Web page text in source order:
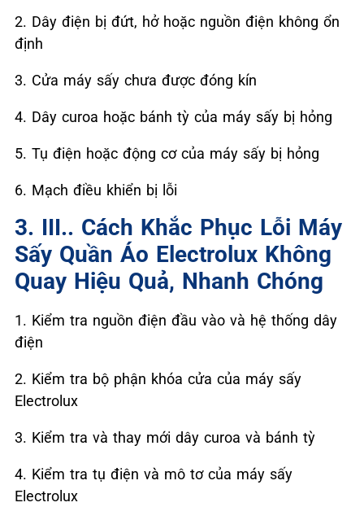
2. Dây điện bị đứt, hở hoặc nguồn điện không ổn
định
3. Cửa máy sấy chưa được đóng kín
4. Dây curoa hoặc bánh tỳ của máy sấy bị hỏng
5. Tụ điện hoặc động cơ của máy sấy bị hỏng
6. Mạch điều khiển bị lỗi
3. III.. Cách Khắc Phục Lỗi Máy
Sấy Quần Áo Electrolux Không
Quay Hiệu Quả, Nhanh Chóng
1. Kiểm tra nguồn điện đầu vào và hệ thống dây
điện
2. Kiểm tra bộ phận khóa cửa của máy sấy
Electrolux
3. Kiểm tra và thay mới dây curoa và bánh tỳ
4. Kiểm tra tụ điện và mô tơ của máy sấy
Electrolux